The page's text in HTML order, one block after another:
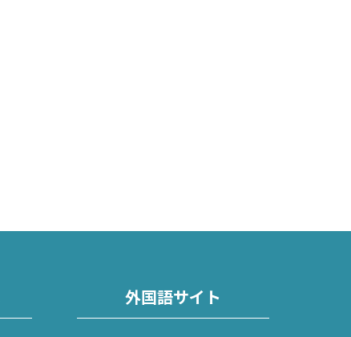
外国語サイト